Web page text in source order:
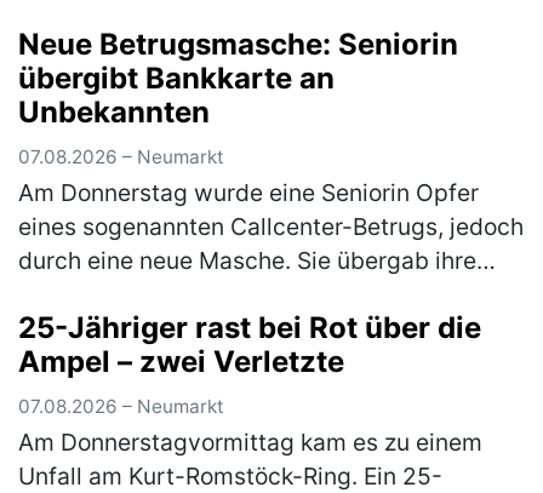
o. g. Zeitpunkt stieß ein 40-jähr…(mehr)
Neue Betrugsmasche: Seniorin
übergibt Bankkarte an
Unbekannten
07.08.2026 – Neumarkt
Am Donnerstag wurde eine Seniorin Opfer
eines sogenannten Callcenter-Betrugs, jedoch
durch eine neue Masche. Sie übergab ihre
Person. Anschließend kam es zu einer…
(mehr)
25-Jähriger rast bei Rot über die
Ampel – zwei Verletzte
07.08.2026 – Neumarkt
Am Donnerstagvormittag kam es zu einem
Unfall am Kurt-Romstöck-Ring. Ein 25-